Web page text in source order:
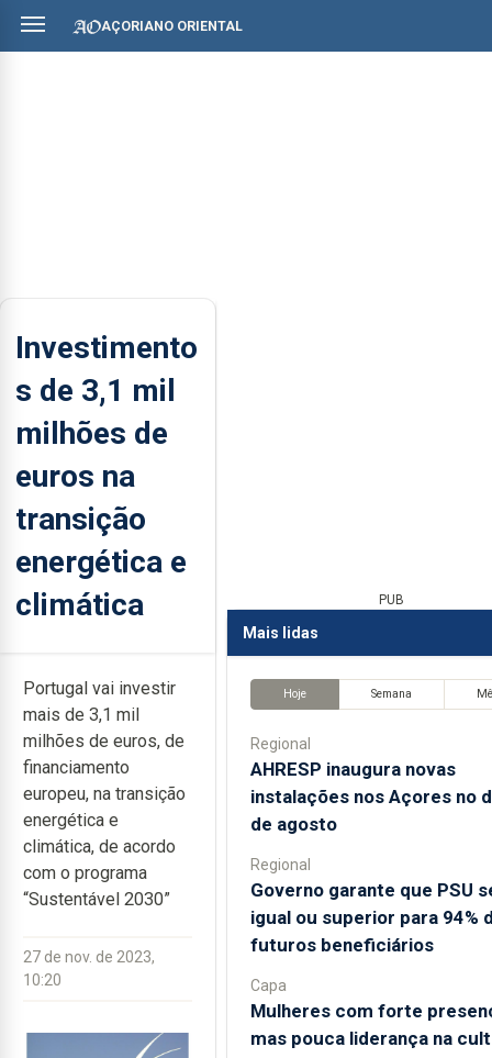
AÇORIANO ORIENTAL
Investimento
s de 3,1 mil
milhões de
euros na
transição
energética e
climática
Portugal vai investir
mais de 3,1 mil
milhões de euros, de
financiamento
europeu, na transição
energética e
climática, de acordo
com o programa
“Sustentável 2030”
27 de nov. de 2023,
10:20
PUB
Mais lidas
Hoje Semana
Regional
AHRESP inaugura novas
instalações nos Açores no
de agosto
Regional
Governo garante que PSU
igual ou superior para 94%
futuros beneficiários
Capa
Mulheres com forte
mas pouca liderança na